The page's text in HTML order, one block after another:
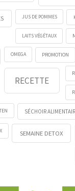
JUS DE POMMES
LAITS VÉGÉTAUX
OMEGA PROMOTION
RECETTE
SÉCHOIR
SEMAINE DETOX